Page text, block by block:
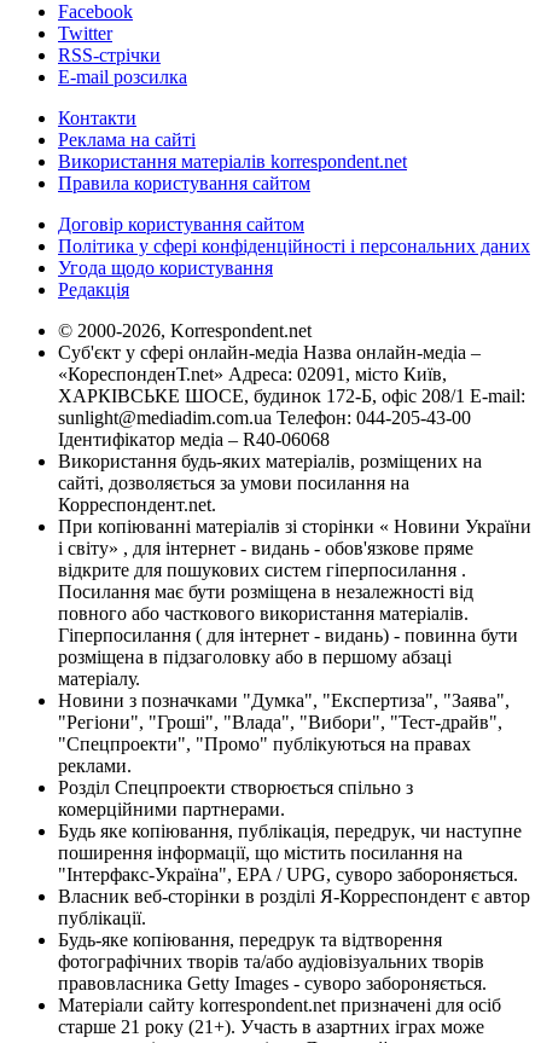
Facebook
Twitter
RSS-стрічки
E-mail розсилка
Контакти
Реклама на сайті
Використання матеріалів korrespondent.net
Правила користування сайтом
Договір користування сайтом
Політика у сфері конфіденційності і персональних даних
Угода щодо користування
Редакція
© 2000-2026, Korrespondent.net
Суб'єкт у сфері онлайн-медіа Назва онлайн-медіа –
«КореспонденТ.net» Адреса: 02091, місто Київ,
ХАРКІВСЬКЕ ШОСЕ, будинок 172-Б, офіс 208/1 E-mail:
sunlight@mediadim.com.ua Телефон: 044-205-43-00
Ідентифікатор медіа – R40-06068
Використання будь-яких матеріалів, розміщених на
сайті, дозволяється за умови посилання на
Корреспондент.net.
При копіюванні матеріалів зі сторінки « Новини України
і світу» , для інтернет - видань - обов'язкове пряме
відкрите для пошукових систем гіперпосилання .
Посилання має бути розміщена в незалежності від
повного або часткового використання матеріалів.
Гіперпосилання ( для інтернет - видань) - повинна бути
розміщена в підзаголовку або в першому абзаці
матеріалу.
Новини з позначками "Думка", "Експертиза", "Заява",
"Регіони", "Гроші", "Влада", "Вибори", "Тест-драйв",
"Спецпроекти", "Промо" публікуються на правах
реклами.
Розділ Спецпроекти створюється спільно з
комерційними партнерами.
Будь яке копіювання, публікація, передрук, чи наступне
поширення інформації, що містить посилання на
"Інтерфакс-Україна", EPA / UPG, суворо забороняється.
Власник веб-сторінки в розділі Я-Корреспондент є автор
публікації.
Будь-яке копіювання, передрук та відтворення
фотографічних творів та/або аудіовізуальних творів
правовласника Getty Images - суворо забороняється.
Матеріали сайту korrespondent.net призначені для осіб
старше 21 року (21+). Участь в азартних іграх може